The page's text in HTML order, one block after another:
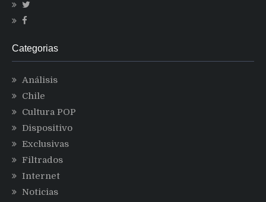
Categorias
Análisis
Chile
Cultura POP
Dispositivo
Exclusivas
Filtrados
Internet
Noticias